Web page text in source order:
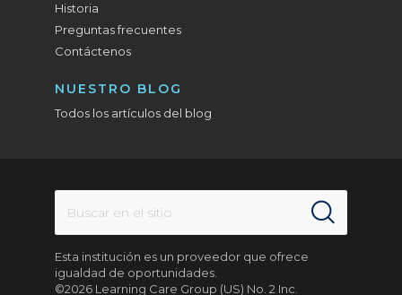
Historia
Preguntas frecuentes
Contáctenos
NUESTRO BLOG
Todos los artículos del blog
Esta institución es un proveedor que ofrece
igualdad de oportunidades.
©2026 Learning Care Group (US) No. 2 Inc.